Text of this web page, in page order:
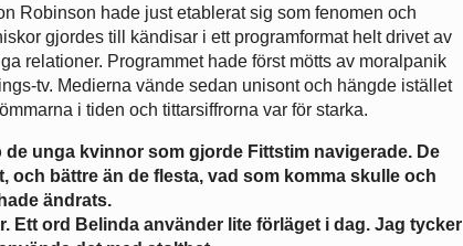
Robinson hade just etablerat sig som fenomen och
gjordes till kändisar i ett programformat helt drivet av
relationer. Programmet hade först mötts av moralpanik
tv. Medierna vände sedan unisont och hängde istället
i tiden och tittarsiffrorna var för starka.
de unga kvinnor som gjorde Fittstim navigerade. De
och bättre än de flesta, vad som komma skulle och
ändrats.
Ett ord Belinda använder lite förläget i dag. Jag tycker